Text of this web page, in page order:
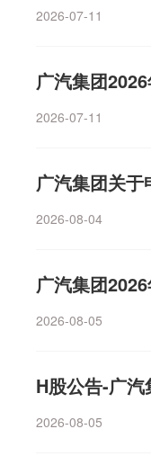
2026-07-11
广汽集团
2026-07-11
广汽集团关
2026-08-04
广汽集团
2026-08-05
H股公告-广
2026-08-05